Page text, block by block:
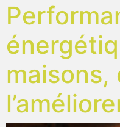
maisons,